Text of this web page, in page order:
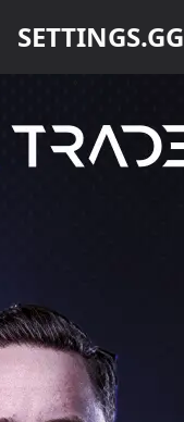
SETTINGS.GG